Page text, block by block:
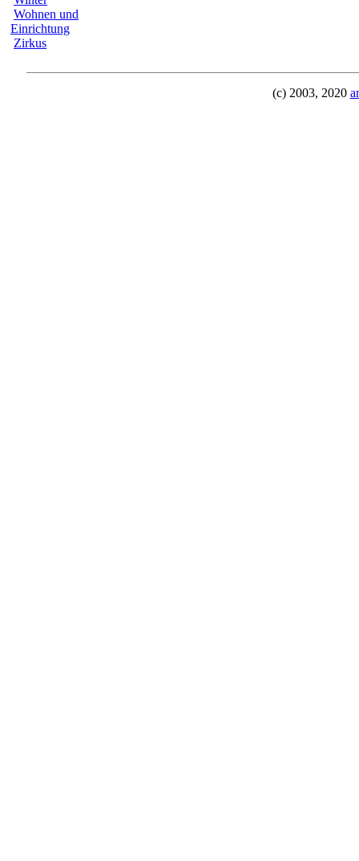
Wohnen und
Einrichtung
Zirkus
(c) 2003, 2020